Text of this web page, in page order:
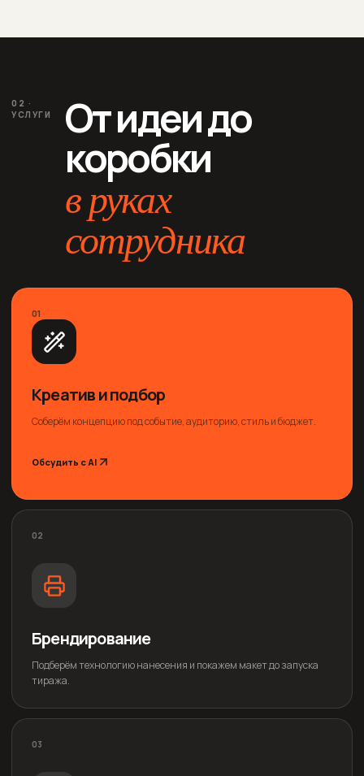
02 ·
УСЛУГИ
От идеи до
коробки
в руках
сотрудника
01
Креатив и подбор
Соберём концепцию под событие, аудиторию, стиль и бюджет.
Обсудить с AI
02
Брендирование
Подберём технологию нанесения и покажем макет до запуска
тиража.
03